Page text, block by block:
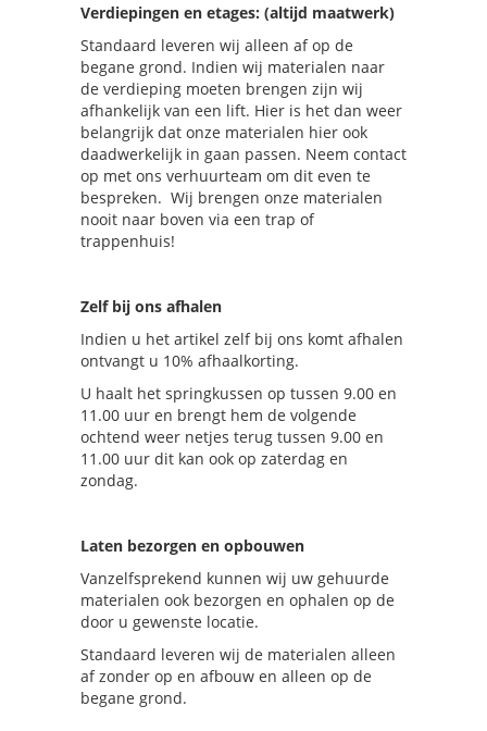
Verdiepingen en etages: (altijd maatwerk)
Standaard leveren wij alleen af op de
begane grond. Indien wij materialen naar
de verdieping moeten brengen zijn wij
afhankelijk van een lift. Hier is het dan weer
belangrijk dat onze materialen hier ook
daadwerkelijk in gaan passen. Neem contact
op met ons verhuurteam om dit even te
bespreken. Wij brengen onze materialen
nooit naar boven via een trap of
trappenhuis!
Zelf bij ons afhalen
Indien u het artikel zelf bij ons komt afhalen
ontvangt u 10% afhaalkorting.
U haalt het springkussen op tussen 9.00 en
11.00 uur en brengt hem de volgende
ochtend weer netjes terug tussen 9.00 en
11.00 uur dit kan ook op zaterdag en
zondag.
Laten bezorgen en opbouwen
Vanzelfsprekend kunnen wij uw gehuurde
materialen ook bezorgen en ophalen op de
door u gewenste locatie.
Standaard leveren wij de materialen alleen
af zonder op en afbouw en alleen op de
begane grond.